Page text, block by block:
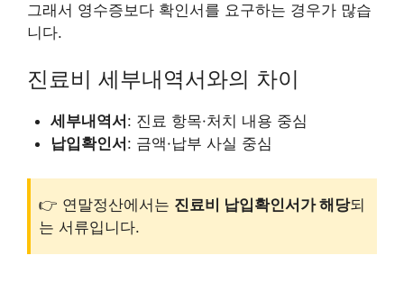
그래서 영수증보다 확인서를 요구하는 경우가 많습
니다.
진료비 세부내역서와의 차이
세부내역서 : 진료 항목·처치 내용 중심
납입확인서 : 금액·납부 사실 중심
👉 연말정산에서는 진료비 납입확인서가 해당되
는 서류입니다.